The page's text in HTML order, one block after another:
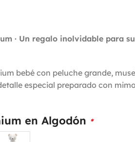
· Un regalo inolvidable para
bebé con peluche grande,
especial preparado con
en Algodón *